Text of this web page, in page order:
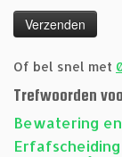
Of bel snel met
Trefwoorden
Bewatering
Erfafscheiding